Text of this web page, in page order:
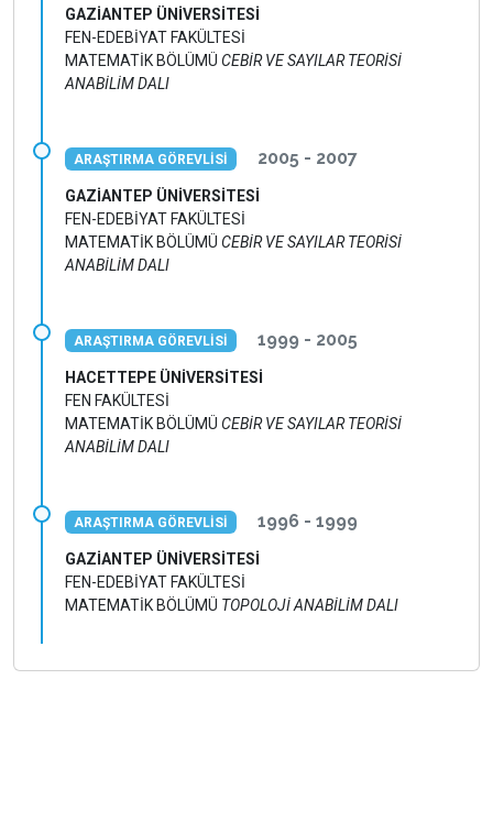
GAZİANTEP ÜNİVERSİTESİ
FEN-EDEBİYAT FAKÜLTESİ
MATEMATİK BÖLÜMÜ CEBİR VE SAYILAR TEORİSİ
ANABİLİM DALI
ARAŞTIRMA GÖREVLİSİ 2005 - 2007
GAZİANTEP ÜNİVERSİTESİ
FEN-EDEBİYAT FAKÜLTESİ
MATEMATİK BÖLÜMÜ CEBİR VE SAYILAR TEORİSİ
ANABİLİM DALI
ARAŞTIRMA GÖREVLİSİ 1999 - 2005
HACETTEPE ÜNİVERSİTESİ
FEN FAKÜLTESİ
MATEMATİK BÖLÜMÜ CEBİR VE SAYILAR TEORİSİ
ANABİLİM DALI
ARAŞTIRMA GÖREVLİSİ 1996 - 1999
GAZİANTEP ÜNİVERSİTESİ
FEN-EDEBİYAT FAKÜLTESİ
MATEMATİK BÖLÜMÜ TOPOLOJİ ANABİLİM DALI